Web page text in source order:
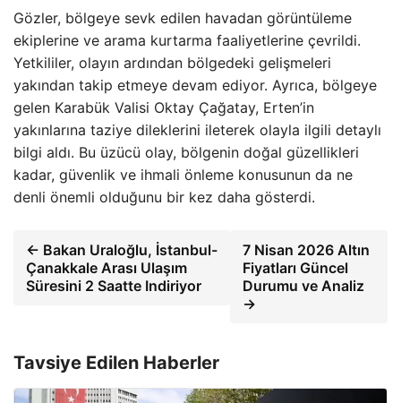
Gözler, bölgeye sevk edilen havadan görüntüleme
ekiplerine ve arama kurtarma faaliyetlerine çevrildi.
Yetkililer, olayın ardından bölgedeki gelişmeleri
yakından takip etmeye devam ediyor. Ayrıca, bölgeye
gelen Karabük Valisi Oktay Çağatay, Erten’in
yakınlarına taziye dileklerini ileterek olayla ilgili detaylı
bilgi aldı. Bu üzücü olay, bölgenin doğal güzellikleri
kadar, güvenlik ve ihmali önleme konusunun da ne
denli önemli olduğunu bir kez daha gösterdi.
← Bakan Uraloğlu, İstanbul-
Çanakkale Arası Ulaşım
Süresini 2 Saatte Indiriyor
7 Nisan 2026 Altın
Fiyatları Güncel
Durumu ve Analiz
→
Tavsiye Edilen Haberler